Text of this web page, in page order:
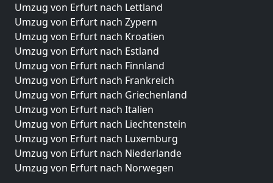
Umzug von Erfurt nach Lettland
Umzug von Erfurt nach Zypern
Umzug von Erfurt nach Kroatien
Umzug von Erfurt nach Estland
Umzug von Erfurt nach Finnland
Umzug von Erfurt nach Frankreich
Umzug von Erfurt nach Griechenland
Umzug von Erfurt nach Italien
Umzug von Erfurt nach Liechtenstein
Umzug von Erfurt nach Luxemburg
Umzug von Erfurt nach Niederlande
Umzug von Erfurt nach Norwegen